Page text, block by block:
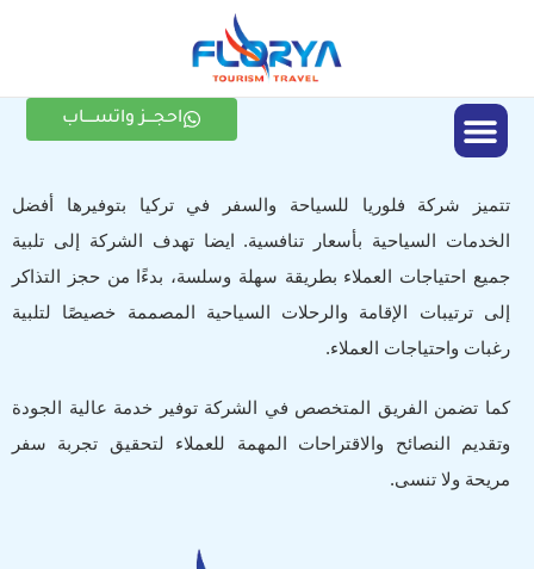
احجـــز واتســــاب
تتميز شركة فلوريا للسياحة والسفر في تركيا بتوفيرها أفضل
الخدمات السياحية بأسعار تنافسية. ايضا تهدف الشركة إلى تلبية
جميع احتياجات العملاء بطريقة سهلة وسلسة، بدءًا من حجز التذاكر
إلى ترتيبات الإقامة والرحلات السياحية المصممة خصيصًا لتلبية
رغبات واحتياجات العملاء.
كما تضمن الفريق المتخصص في الشركة توفير خدمة عالية الجودة
وتقديم النصائح والاقتراحات المهمة للعملاء لتحقيق تجربة سفر
مريحة ولا تنسى.